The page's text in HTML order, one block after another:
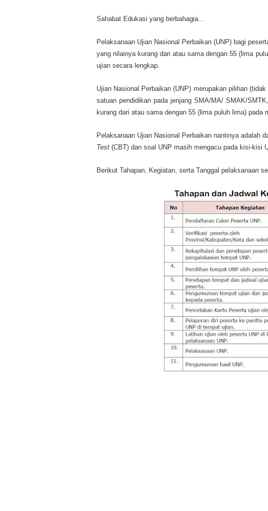
Sahabat Edukasi yang berbahagia...
Pelaksanaan Ujian Nasional Perbaikan (UNP) bagi
yang nilainya kurang dari atau sama dengan 55 (lima
ujian secara lengkap.
Ujian Nasional Perbaikan (UNP) merupakan pilihan
satuan pendidikan pada jenjang SMA/MA/ SMAK/
kurang dari atau sama dengan 55 (lima puluh lima) pada
Pelaksanaan Ujian Nasional Perbaikan nantinya adalah
Test (CBT) dan soal UNP masih mengacu pada kisi-kisi
Berikut Tahapan, Kegiatan, serta Tanggal pelaksanaan